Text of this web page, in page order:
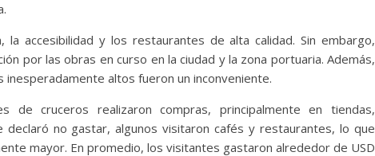
accesibilidad y los restaurantes de alta calidad. Sin embargo,
por las obras en curso en la ciudad y la zona portuaria. Además,
altos fueron un inconveniente.
cruceros realizaron compras, principalmente en tiendas,
no gastar, algunos visitaron cafés y restaurantes, lo que
mayor. En promedio, los visitantes gastaron alrededor de USD